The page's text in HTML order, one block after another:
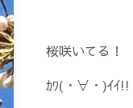
報（新潟県）
桜咲いてる！
ｶﾜ(・∀・)ｲｲ!!